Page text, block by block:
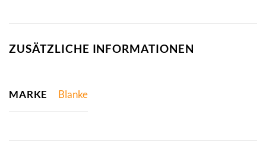
ZUSÄTZLICHE INFORMATIONEN
MARKE Blanke